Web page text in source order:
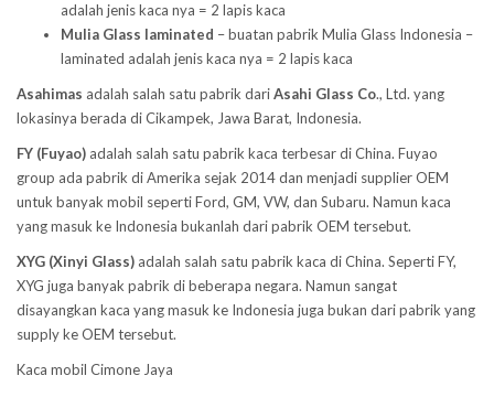
adalah jenis kaca nya = 2 lapis kaca
Mulia Glass laminated – buatan pabrik Mulia Glass Indonesia –
laminated adalah jenis kaca nya = 2 lapis kaca
Asahimas adalah salah satu pabrik dariAsahi Glass Co., Ltd. yang
lokasinya berada di Cikampek, Jawa Barat, Indonesia.
FY (Fuyao) adalah salah satu pabrik kaca terbesar di China. Fuyao
group ada pabrik di Amerika sejak 2014 dan menjadi supplier OEM
untuk banyak mobil seperti Ford, GM, VW, dan Subaru. Namun kaca
yang masuk ke Indonesia bukanlah dari pabrik OEM tersebut.
XYG (Xinyi Glass) adalah salah satu pabrik kaca di China. Seperti FY,
XYG juga banyak pabrik di beberapa negara. Namun sangat
disayangkan kaca yang masuk ke Indonesia juga bukan dari pabrik yang
supply ke OEM tersebut.
Kaca mobil Cimone Jaya